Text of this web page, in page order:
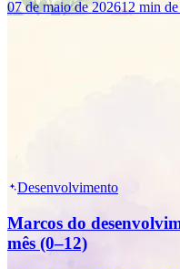
07 de maio de 202612 min
Desenvolvimento
Marcos do
mês (0–12)